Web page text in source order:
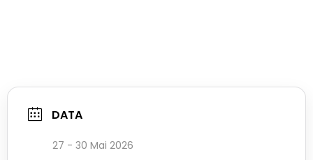
DATA
27 - 30 Mai 2026